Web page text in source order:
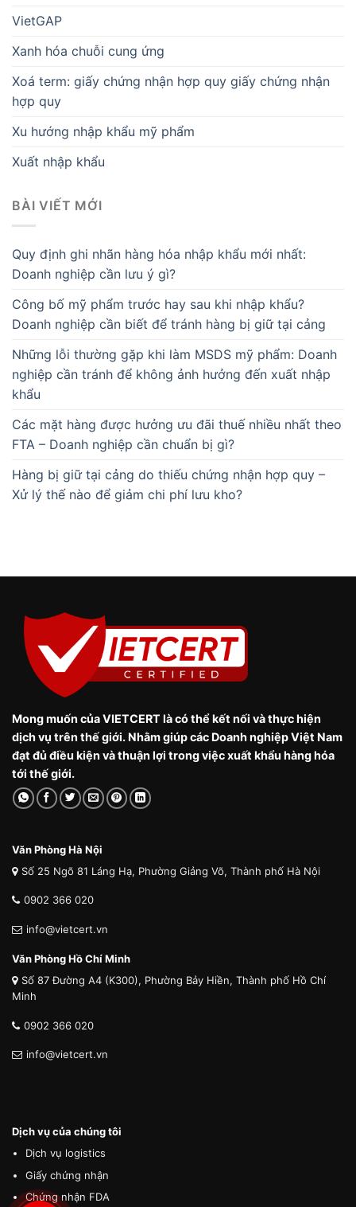
VietGAP
Xanh hóa chuỗi cung ứng
Xoá term: giấy chứng nhận hợp quy giấy chứng nhận
hợp quy
Xu hướng nhập khẩu mỹ phẩm
Xuất nhập khẩu
BÀI VIẾT MỚI
Quy định ghi nhãn hàng hóa nhập khẩu mới nhất:
Doanh nghiệp cần lưu ý gì?
Công bố mỹ phẩm trước hay sau khi nhập khẩu?
Doanh nghiệp cần biết để tránh hàng bị giữ tại cảng
Những lỗi thường gặp khi làm MSDS mỹ phẩm: Doanh
nghiệp cần tránh để không ảnh hưởng đến xuất nhập
khẩu
Các mặt hàng được hưởng ưu đãi thuế nhiều nhất theo
FTA – Doanh nghiệp cần chuẩn bị gì?
Hàng bị giữ tại cảng do thiếu chứng nhận hợp quy –
Xử lý thế nào để giảm chi phí lưu kho?
Mong muốn của VIETCERT là có thể kết nối và thực hiện
dịch vụ trên thế giới. Nhằm giúp các Doanh nghiệp Việt Nam
đạt đủ điều kiện và thuận lợi trong việc xuất khẩu hàng hóa
tới thế giới.
Văn Phòng Hà Nội
Số 25 Ngõ 81 Láng Hạ, Phường Giảng Võ, Thành phố Hà Nội
0902 366 020
info@vietcert.vn
Văn Phòng Hồ Chí Minh
Số 87 Đường A4 (K300), Phường Bảy Hiền, Thành phố Hồ Chí
Minh
0902 366 020
info@vietcert.vn
Dịch vụ của chúng tôi
Dịch vụ logistics
Giấy chứng nhận
Chứng nhận FDA